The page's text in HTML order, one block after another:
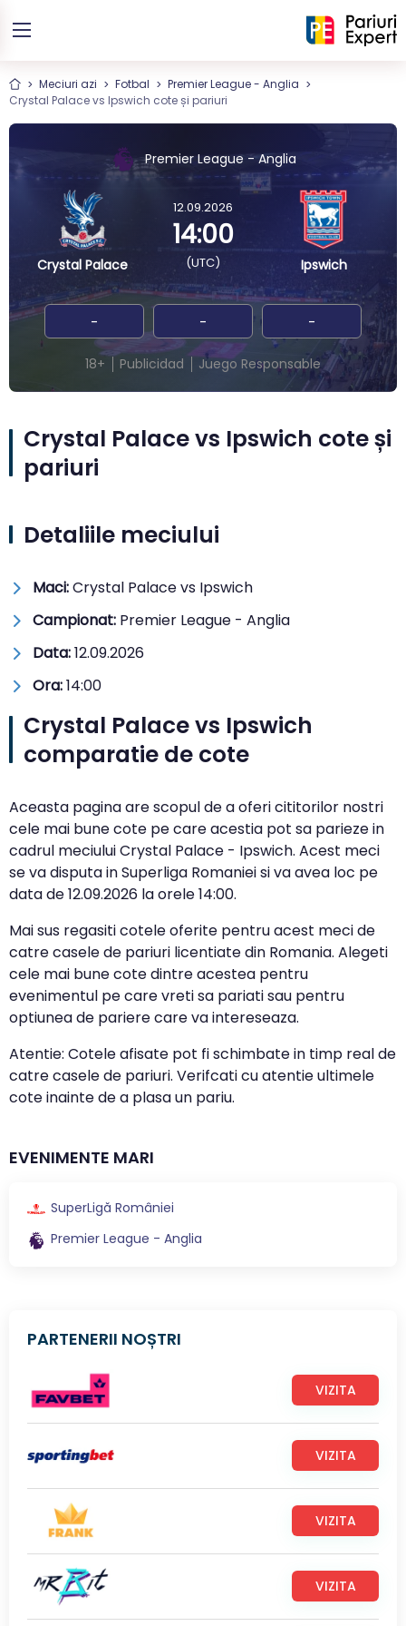
Meciuri azi Fotbal
Premier League - Anglia
Crystal Palace vs Ipswich cote și pariuri
Premier League - Anglia
Crystal Palace
12.09.2026
14:00
(UTC) Ipswich
- - -
18+ Publicidad Juego Responsable
Crystal Palace vs Ipswich cote și
pariuri
Detaliile meciului
Maci:Crystal Palace vs Ipswich
Campionat: Premier League - Anglia
Data:12.09.2026
Ora:14:00
Crystal Palace vs Ipswich
comparatie de cote
Aceasta pagina are scopul de a oferi cititorilor nostri
cele mai bune cote pe care acestia pot sa parieze in
cadrul meciului Crystal Palace - Ipswich. Acest meci
se va disputa in Superliga Romaniei si va avea loc pe
data de12.09.2026 la orele14:00.
Mai sus regasiti cotele oferite pentru acest meci de
catre casele de pariuri licentiate din Romania. Alegeti
cele mai bune cote dintre acestea pentru
evenimentul pe care vreti sa pariati sau pentru
optiunea de pariere care va intereseaza.
Atentie: Cotele afisate pot fi schimbate in timp real de
catre casele de pariuri. Verifcati cu atentie ultimele
cote inainte de a plasa un pariu.
EVENIMENTE MARI
SuperLigă României
Premier League - Anglia
PARTENERII NOȘTRI
VIZITA
VIZITA
VIZITA
VIZITA